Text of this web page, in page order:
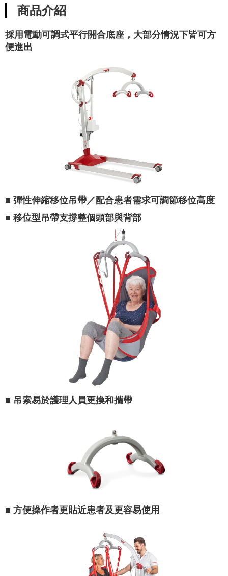
商品介紹
採用電動可調式平行開合底座，大部分情況下皆可方
便進出
■ 彈性伸縮移位吊帶／配合患者需求可調節移位高度
■ 移位型吊帶支撐整個頭部與背部
■ 吊索易於護理人員更換和攜帶
■ 方便操作者更貼近患者及更容易使用